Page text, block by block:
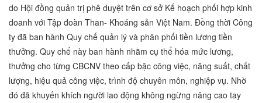
do Hội đồng quản trị phê duyệt trên cơ sở Kế hoạch phối hợp kinh
doanh với Tập đoàn Than- Khoáng sản Việt Nam. Đồng thời Công
ty đã ban hành Quy chế quản lý và phân phối tiền lương tiền
thưởng. Quy chế này ban hành nhằm cụ thể hóa mức lương,
thưởng cho từng CBCNV theo cấp bậc công việc, năng suất, chất
lượng, hiệu quả công việc, trình độ chuyên môn, nghiệp vụ. Nhờ
đó đã khuyến khích người lao động không ngừng nâng cao tay